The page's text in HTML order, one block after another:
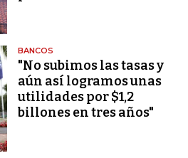
BANCOS
"No subimos las tasas y
aún así logramos unas
utilidades por $1,2
billones en tres años"